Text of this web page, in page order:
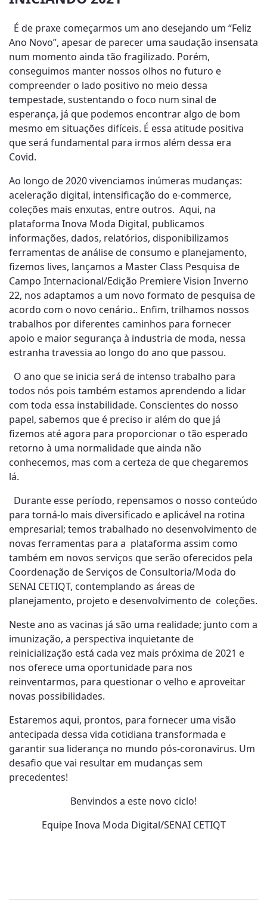
É de praxe começarmos um ano desejando um “Feliz
Ano Novo”, apesar de parecer uma saudação insensata
num momento ainda tão fragilizado. Porém,
conseguimos manter nossos olhos no futuro e
compreender o lado positivo no meio dessa
tempestade, sustentando o foco num sinal de
esperança, já que podemos encontrar algo de bom
mesmo em situações difíceis. É essa atitude positiva
que será fundamental para irmos além dessa era
Covid.
Ao longo de 2020 vivenciamos inúmeras mudanças:
aceleração digital, intensificação do e-commerce,
coleções mais enxutas, entre outros. Aqui, na
plataforma Inova Moda Digital, publicamos
informações, dados, relatórios, disponibilizamos
ferramentas de análise de consumo e planejamento,
fizemos lives, lançamos a Master Class Pesquisa de
Campo Internacional/Edição Premiere Vision Inverno
22, nos adaptamos a um novo formato de pesquisa de
acordo com o novo cenário.. Enfim, trilhamos nossos
trabalhos por diferentes caminhos para fornecer
apoio e maior segurança à industria de moda, nessa
estranha travessia ao longo do ano que passou.
O ano que se inicia será de intenso trabalho para
todos nós pois também estamos aprendendo a lidar
com toda essa instabilidade. Conscientes do nosso
papel, sabemos que é preciso ir além do que já
fizemos até agora para proporcionar o tão esperado
retorno à uma normalidade que ainda não
conhecemos, mas com a certeza de que chegaremos
lá.
Durante esse período, repensamos o nosso conteúdo
para torná-lo mais diversificado e aplicável na rotina
empresarial; temos trabalhado no desenvolvimento de
novas ferramentas para a plataforma assim como
também em novos serviços que serão oferecidos pela
Coordenação de Serviços de Consultoria/Moda do
SENAI CETIQT, contemplando as áreas de
planejamento, projeto e desenvolvimento de coleções.
Neste ano as vacinas já são uma realidade; junto com a
imunização, a perspectiva inquietante de
reinicialização está cada vez mais próxima de 2021 e
nos oferece uma oportunidade para nos
reinventarmos, para questionar o velho e aproveitar
novas possibilidades.
Estaremos aqui, prontos, para fornecer uma visão
antecipada dessa vida cotidiana transformada e
garantir sua liderança no mundo pós-coronavirus. Um
desafio que vai resultar em mudanças sem
precedentes!
Benvindos a este novo ciclo!
Equipe Inova Moda Digital/SENAI CETIQT